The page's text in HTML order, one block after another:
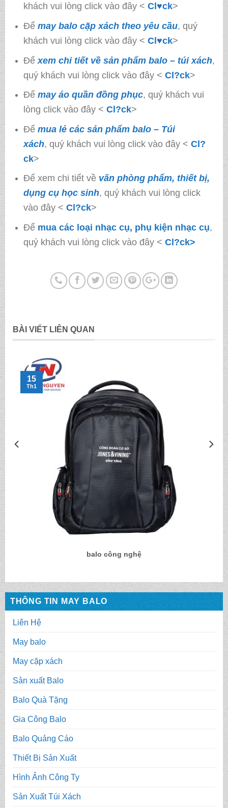
THÔNG TIN MAY BALO
Liên Hệ
May balo
May cặp xách
Sản xuất Balo
Balo Quà Tặng
Gia Công Balo
Balo Quảng Cáo
Thiết Bị Sản Xuất
Hình Ảnh Công Ty
Sản Xuất Túi Xách
khách vui lòng click vào đây < Cl♥ck>
Để may balo cặp xách theo yêu cầu, quý
khách vui lòng click vào đây < Cl♥ck>
Để xem chi tiết về sản phẩm balo – túi xách,
quý khách vui lòng click vào đây < Cl?ck>
Để may áo quần đồng phục, quý khách vui
lòng click vào đây < Cl?ck>
Để mua lẻ các sản phẩm balo – Túi
xách, quý khách vui lòng click vào đây < Cl?
ck>
Để xem chi tiết về văn phòng phẩm, thiết bị,
dụng cụ học sinh, quý khách vui lòng click
vào đây < Cl?ck>
Để mua các loại nhạc cụ, phụ kiện nhạc cụ,
quý khách vui lòng click vào đây < Cl?ck>
BÀI VIẾT LIÊN QUAN
balo công nghệ
15
Th1